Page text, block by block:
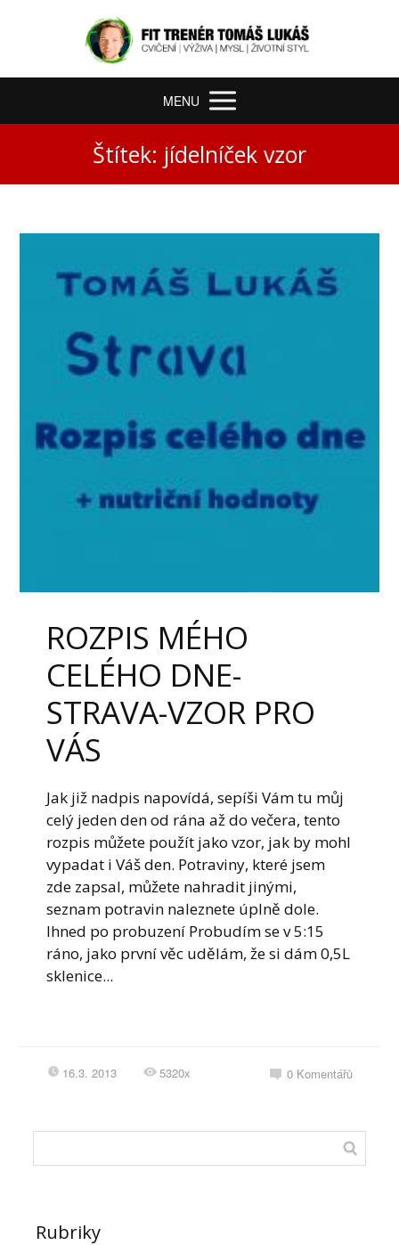
MENU
Štítek: jídelníček vzor
ROZPIS MÉHO
CELÉHO DNE-
STRAVA-VZOR PRO
VÁS
Jak již nadpis napovídá, sepíši Vám tu můj
celý jeden den od rána až do večera, tento
rozpis můžete použít jako vzor, jak by mohl
vypadat i Váš den. Potraviny, které jsem
zde zapsal, můžete nahradit jinými,
seznam potravin naleznete úplně dole.
Ihned po probuzení Probudím se v 5:15
ráno, jako první věc udělám, že si dám 0,5L
sklenice...
16.3. 2013 5320x 0 Komentářů
Rubriky